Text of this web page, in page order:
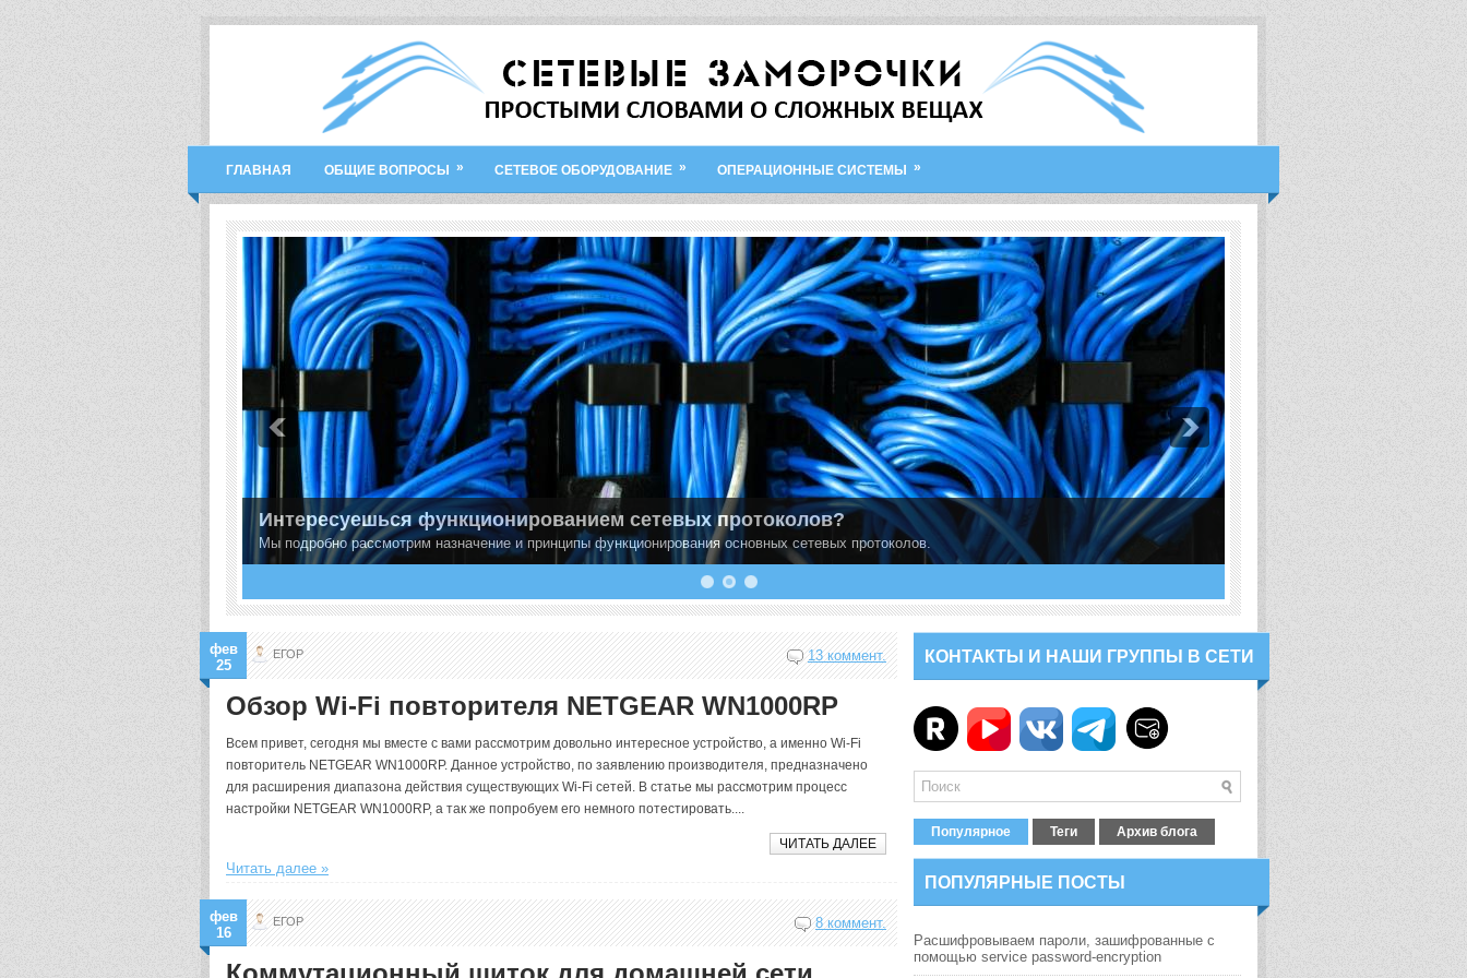
ГЛАВНАЯ ОБЩИЕ ВОПРОСЫ » СЕТЕВОЕ ОБОРУДОВАНИЕ » ОПЕРАЦИОННЫЕ СИСТЕМЫ »
Интересуешься функционированием сетевых протоколов?
Мы подробно рассмотрим назначение и принципы функционирования основных сетевых протоколов.
фев
25
ЕГОР 13 коммент.
Обзор Wi-Fi повторителя NETGEAR WN1000RP
Всем привет, сегодня мы вместе с вами рассмотрим довольно интересное устройство, а именно Wi-Fi
повторитель NETGEAR WN1000RP. Данное устройство, по заявлению производителя, предназначено
для расширения диапазона действия существующих Wi-Fi сетей. В статье мы рассмотрим процесс
настройки NETGEAR WN1000RP, а так же попробуем его немного потестировать....
ЧИТАТЬ ДАЛЕЕ
Читать далее »
фев
16
ЕГОР 8 коммент.
КОНТАКТЫ И НАШИ ГРУППЫ В СЕТИ
Популярное Теги Архив блога
ПОПУЛЯРНЫЕ ПОСТЫ
Расшифровываем пароли, зашифрованные с
помощью service password-encryption